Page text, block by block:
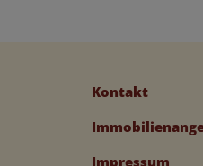
Kontakt
Impressum